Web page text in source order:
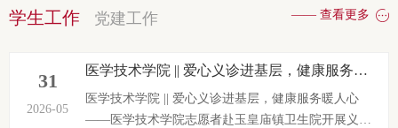
学生工作 党建工作 —— 查看更多
31
2026-05
医学技术学院 || 爱心义诊进基层，健康服务暖人心——医学技术学院志愿者赴玉皇庙镇卫生院开展义诊服务（第十二周）
医学技术学院 || 爱心义诊进基层，健康服务暖人心
——医学技术学院志愿者赴玉皇庙镇卫生院开展义诊